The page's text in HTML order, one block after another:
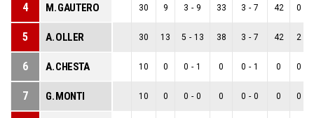
4 M. GAUTERO 30 9 3 - 9 33 3 - 7 42 0
5 A. OLLER 30 13 5 - 13 38 3 - 7 42 2
6 A. CHESTA 10 0 0 - 1 0 0 - 1 0 0
7 G. MONTI 10 0 0 - 0 0 0 - 0 0 0